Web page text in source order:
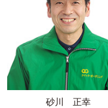
砂川 正幸